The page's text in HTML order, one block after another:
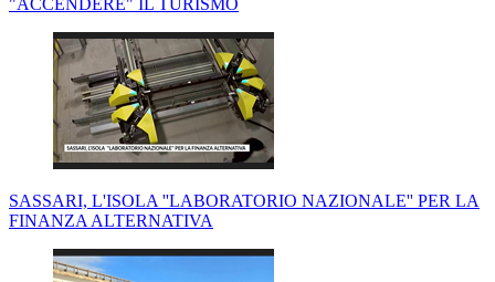
"ACCENDERE" IL TURISMO
SASSARI, L'ISOLA ''LABORATORIO NAZIONALE'' PER LA
FINANZA ALTERNATIVA